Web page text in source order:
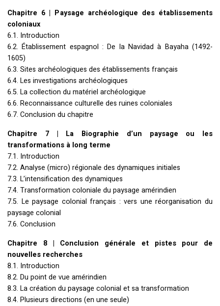
Chapitre 6 | Paysage archéologique des établissements
coloniaux
6.1. Introduction
6.2. Établissement espagnol : De la Navidad à Bayaha (1492-
1605)
6.3. Sites archéologiques des établissements français
6.4. Les investigations archéologiques
6.5. La collection du matériel archéologique
6.6. Reconnaissance culturelle des ruines coloniales
6.7. Conclusion du chapitre
Chapitre 7 | La Biographie d’un paysage ou les
transformations à long terme
7.1. Introduction
7.2. Analyse (micro) régionale des dynamiques initiales
7.3. L’intensification des dynamiques
7.4. Transformation coloniale du paysage amérindien
7.5. Le paysage colonial français : vers une réorganisation du
paysage colonial
7.6. Conclusion
Chapitre 8 | Conclusion générale et pistes pour de
nouvelles recherches
8.1. Introduction
8.2. Du point de vue amérindien
8.3. La création du paysage colonial et sa transformation
8.4. Plusieurs directions (en une seule)